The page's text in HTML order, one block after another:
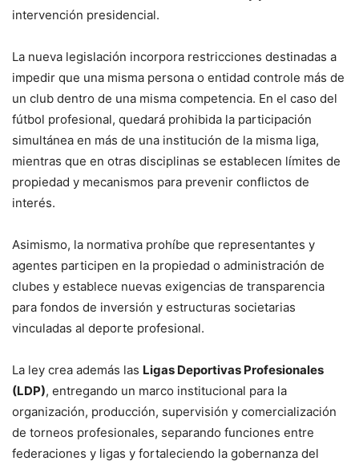
intervención presidencial.
La nueva legislación incorpora restricciones destinadas a
impedir que una misma persona o entidad controle más de
un club dentro de una misma competencia. En el caso del
fútbol profesional, quedará prohibida la participación
simultánea en más de una institución de la misma liga,
mientras que en otras disciplinas se establecen límites de
propiedad y mecanismos para prevenir conflictos de
interés.
Asimismo, la normativa prohíbe que representantes y
agentes participen en la propiedad o administración de
clubes y establece nuevas exigencias de transparencia
para fondos de inversión y estructuras societarias
vinculadas al deporte profesional.
La ley crea además las Ligas Deportivas Profesionales
(LDP), entregando un marco institucional para la
organización, producción, supervisión y comercialización
de torneos profesionales, separando funciones entre
federaciones y ligas y fortaleciendo la gobernanza del